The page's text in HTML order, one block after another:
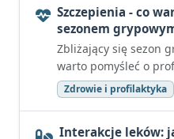
Szczepienia - co
sezonem
Zbliżający się sezon
warto pomyśleć o
Zdrowie i profilaktyka
Interakcje leków: